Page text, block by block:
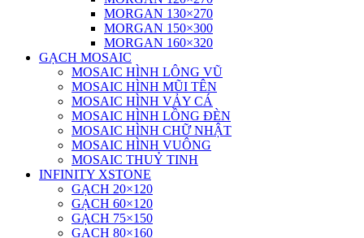
MORGAN 130×270
MORGAN 150×300
MORGAN 160×320
GẠCH MOSAIC
MOSAIC HÌNH LÔNG VŨ
MOSAIC HÌNH MŨI TÊN
MOSAIC HÌNH VẢY CÁ
MOSAIC HÌNH LỒNG ĐÈN
MOSAIC HÌNH CHỮ NHẬT
MOSAIC HÌNH VUÔNG
MOSAIC THUỶ TINH
INFINITY XSTONE
GẠCH 20×120
GẠCH 60×120
GẠCH 75×150
GẠCH 80×160